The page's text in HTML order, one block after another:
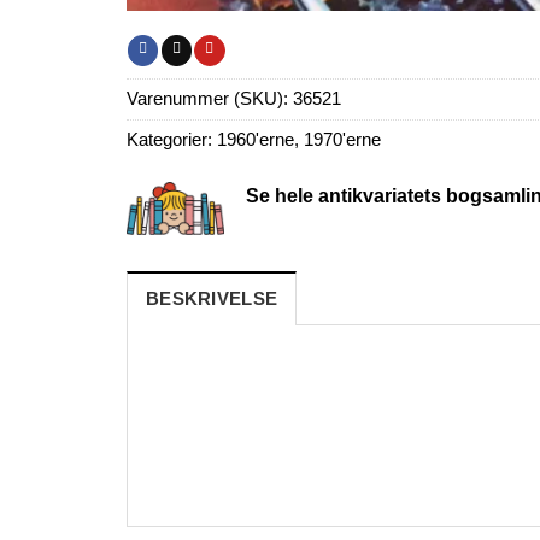
Varenummer (SKU): 36521
Kategorier: 1960'erne, 1970'erne
Se hele antikvariatets
BESKRIVELSE